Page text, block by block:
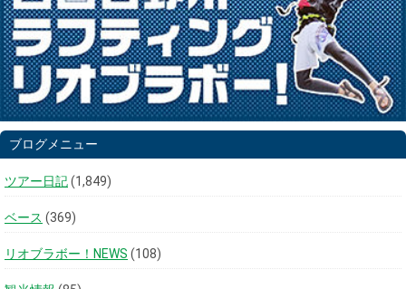
ブログメニュー
ツアー日記(1,849)
ベース (369)
リオブラボー！NEWS (108)